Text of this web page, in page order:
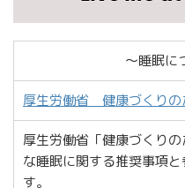
〜睡眠に
厚生労働省 健康づくりの
厚生労働省「健康づくり
な睡眠に関する推奨事項
す。